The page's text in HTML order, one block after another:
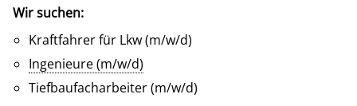
Wir suchen:
Kraftfahrer für Lkw (m/w/d)
Ingenieure (m/w/d)
Tiefbaufacharbeiter (m/w/d)